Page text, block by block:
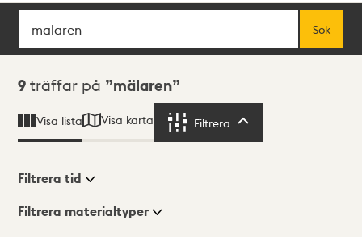
Sök
Sök
Sökresultat
9 träffar på mälaren
Visa lista Visa karta Filtrera
Visningsläge
Filtrera tid
Filtrera materialtyper